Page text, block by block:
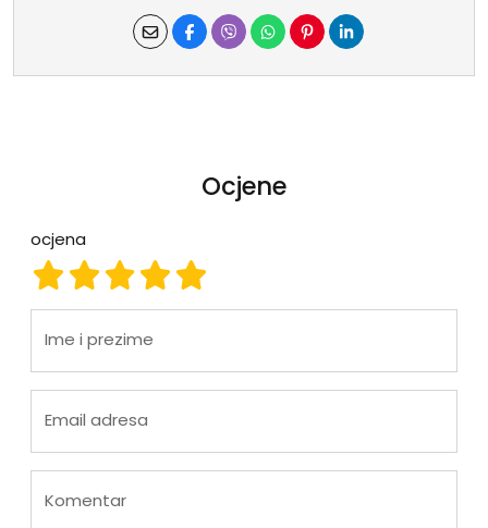
Ocjene
ocjena
ocjena 5
ocjena 4
ocjena 3
ocjena 2
ocjena 1
Ime i prezime
Email adresa
Komentar